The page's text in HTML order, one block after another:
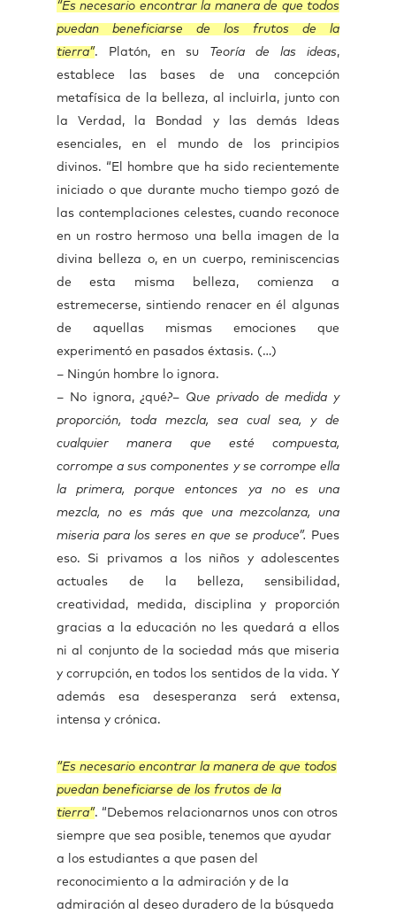
“Es necesario encontrar la manera de que todos
puedan beneficiarse de los frutos de la
tierra”. Platón, en su Teoría de las ideas,
establece las bases de una concepción
metafísica de la belleza, al incluirla, junto con
la Verdad, la Bondad y las demás Ideas
esenciales, en el mundo de los principios
divinos. “El hombre que ha sido recientemente
iniciado o que durante mucho tiempo gozó de
las contemplaciones celestes, cuando reconoce
en un rostro hermoso una bella imagen de la
divina belleza o, en un cuerpo, reminiscencias
de esta misma belleza, comienza a
estremecerse, sintiendo renacer en él algunas
de aquellas mismas emociones que
experimentó en pasados éxtasis. (…)
– Ningún hombre lo ignora.
– No ignora, ¿qué?– Que privado de medida y
proporción, toda mezcla, sea cual sea, y de
cualquier manera que esté compuesta,
corrompe a sus componentes y se corrompe ella
la primera, porque entonces ya no es una
mezcla, no es más que una mezcolanza, una
miseria para los seres en que se produce”.
Pues
eso. Si privamos a los niños y adolescentes
actuales de la belleza, sensibilidad,
creatividad, medida, disciplina y proporción
gracias a la educación no les quedará a ellos
ni al conjunto de la sociedad más que miseria
y corrupción, en todos los sentidos de la vida. Y
además esa desesperanza será extensa,
intensa y crónica.
“Es necesario encontrar la manera de que todos
puedan beneficiarse de los frutos de la
tierra”. “Debemos relacionarnos unos con otros
siempre que sea posible, tenemos que ayudar
a los estudiantes a que pasen del
reconocimiento a la admiración y de la
admiración al deseo duradero de la búsqueda